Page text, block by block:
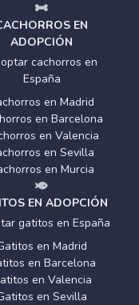
EN
ADOPCIÓN
cachorros en
España
en Madrid
en Barcelona
en Valencia
en Sevilla
en Murcia
EN ADOPCIÓN
gatitos en España
en Madrid
en Barcelona
en Valencia
en Sevilla